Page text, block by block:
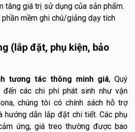
tăng giá trị sử dụng của sản phẩm.
mềm ghi chú/giảng dạy tích
(lắp đặt, phụ kiện, bảo
tương tác thông minh giá, Quý
đến các chi phí phát sinh như vận
chúng tôi có chính sách hỗ trợ
hướng dẫn lắp đặt chi tiết. Các phụ
ứng, giá treo thường được bao